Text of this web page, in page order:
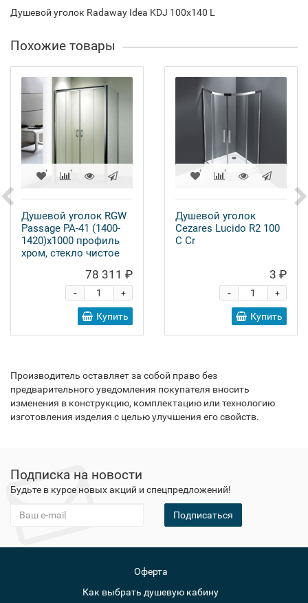
Душевой уголок Radaway Idea KDJ 100x140 L
Похожие товары
Душевой уголок RGW
Passage PA-41 (1400-
1420)х1000 профиль
хром, стекло чистое
78 311 ₽
+
-
Купить
Душевой уголок
Cezares Lucido R2 100
C Cr
3 ₽
+
-
Купить
Производитель оставляет за собой право без
предварительного уведомления покупателя вносить
изменения в конструкцию, комплектацию или технологию
изготовления изделия с целью улучшения его свойств.
Подписка на новости
Будьте в курсе новых акций и спецпредложений!
Подписаться
Оферта
Как выбрать душевую кабину